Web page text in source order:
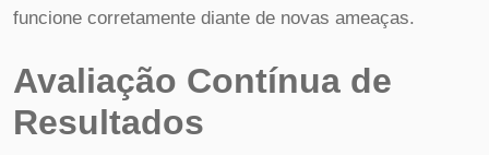
funcione corretamente diante de novas ameaças.
Avaliação Contínua de
Resultados